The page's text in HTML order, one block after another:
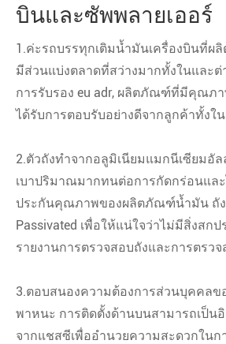
บินและซัพพลายเออร์
1.ค่ะรถบรรทุกเติมน้ำมันเครื่องบินที่ผลิ
มีส่วนแบ่งตลาดที่สว่างมากทั้งในและต่
การรับรอง eu adr, ผลิตภัณฑ์ที่มีคุณภา
ได้รับการตอบรับอย่างดีจากลูกค้าทั้งใ
2.ตัวถังทำจากอลูมิเนียมแมกนีเซียมอั
เบาปริมาณมากทนต่อการกัดกร่อนแล
ประกันคุณภาพของผลิตภัณฑ์น้ำมัน ถัง
Passivated เพื่อให้แน่ใจว่าไม่มีสิ่งสก
รายงานการตรวจสอบถังและการตรว
3.ตอบสนองความต้องการส่วนบุคคลข
พาหนะ การติดตั้งด้านบนสามารถเป็น
จากแชสซีเพื่ออำนวยความสะดวกใน